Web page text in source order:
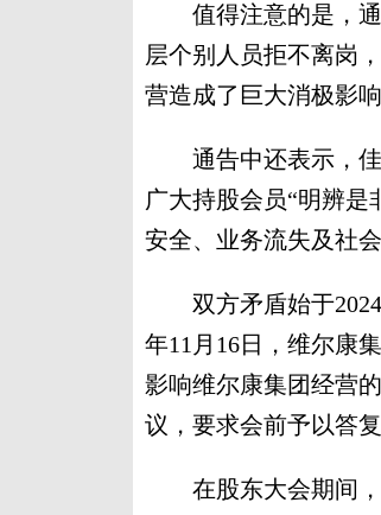
值得注意的是，通
层个别人员拒不离岗
营造成了巨大消极影
通告中还表示，佳
广大持股会员“明辨是
安全、业务流失及社
双方矛盾始于2024
年11月16日，维尔康
影响维尔康集团经营
议，要求会前予以答
在股东大会期间，